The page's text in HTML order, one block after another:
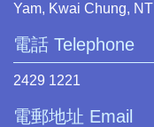
Yam, Kwai Chung, NT
電話 Telephone
2429 1221
電郵地址 Email